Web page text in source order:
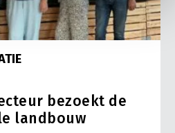
bezoekt de
landbouw